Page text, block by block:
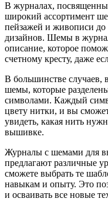
В журналах,
широкий ассортимент
пейзажей и живописи до
дизайнов. Шемы в
описание, которое
счетному кресту, даже
В большинстве
шемы, которые
символами. Каждый
цвету нитки, и вы
увидеть, какая нить
вышивке.
Журналы с шемами для
предлагают различные
сможете выбрать те
навыкам и опыту. Это
и осваивать все новые